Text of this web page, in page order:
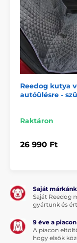
hőmérséklet-
légsebesség
fokozatban
tekerőgomb
táskába.
A Petkit Ever
rendszerrel
A hátizsák
működik, ha a
A Petkit
lett kialakítva,
rendkívül
béléssel
ellátva, amely
Reedog kutya
autóülésre -
Raktáron
26 990 Ft
Saját márkánk
Saját Reedog
gyártunk és
9 éve a piacon
A piacon
hogy elsők